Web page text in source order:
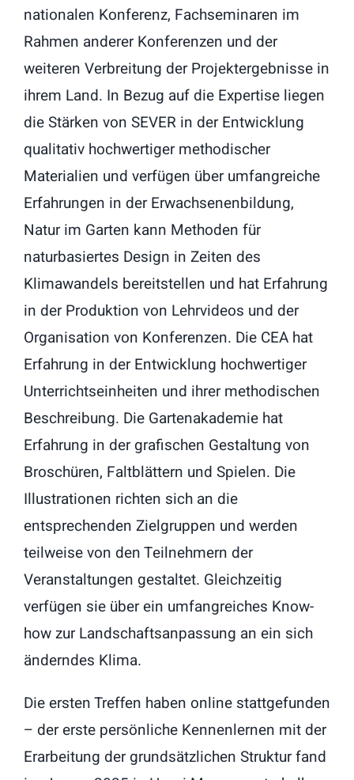
nationalen Konferenz, Fachseminaren im
Rahmen anderer Konferenzen und der
weiteren Verbreitung der Projektergebnisse in
ihrem Land. In Bezug auf die Expertise liegen
die Stärken von SEVER in der Entwicklung
qualitativ hochwertiger methodischer
Materialien und verfügen über umfangreiche
Erfahrungen in der Erwachsenenbildung,
Natur im Garten kann Methoden für
naturbasiertes Design in Zeiten des
Klimawandels bereitstellen und hat Erfahrung
in der Produktion von Lehrvideos und der
Organisation von Konferenzen. Die CEA hat
Erfahrung in der Entwicklung hochwertiger
Unterrichtseinheiten und ihrer methodischen
Beschreibung. Die Gartenakademie hat
Erfahrung in der grafischen Gestaltung von
Broschüren, Faltblättern und Spielen. Die
Illustrationen richten sich an die
entsprechenden Zielgruppen und werden
teilweise von den Teilnehmern der
Veranstaltungen gestaltet. Gleichzeitig
verfügen sie über ein umfangreiches Know-
how zur Landschaftsanpassung an ein sich
änderndes Klima.
Die ersten Treffen haben online stattgefunden
– der erste persönliche Kennenlernen mit der
Erarbeitung der grundsätzlichen Struktur fand